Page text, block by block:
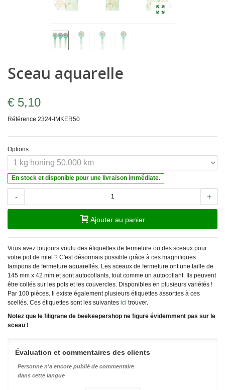
Sceau aquarelle
€ 5,10
Référence 2324-IMKER50
Options :
En stock et disponible pour une livraison immédiate.
- +
Ajouter au panier
Vous avez toujours voulu des étiquettes de fermeture ou des sceaux pour
votre pot de miel ? C'est désormais possible grâce à ces magnifiques
tampons de fermeture aquarellés. Les sceaux de fermeture ont une taille de
145 mm x 42 mm et sont autocollants, tout comme un autocollant. Ils peuvent
être collés sur les pots et les couvercles. Disponibles en plusieurs variétés !
Par 100 pièces. Il existe également plusieurs étiquettes assorties à ces
scellés. Ces étiquettes sont les suivantes ici trouver.
Notez que le filigrane de beekeepershop ne figure évidemment pas sur le
sceau !
Évaluation et commentaires des clients
Personne n'a encore publié de commentaire
dans cette langue